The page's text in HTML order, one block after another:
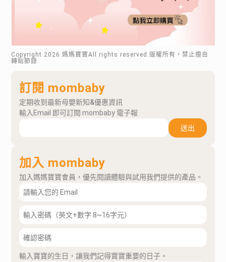
Copyright 2026 .媽媽寶寶All rights reserved.版權所有，禁止擅自
轉貼節錄
訂閱 mombaby
定期收到最新母嬰新知&優惠資訊
輸入Email 即可訂閱 mombaby 電子報
送出
加入 mombaby
加入媽媽寶寶會員，優先閱讀體驗與試用我們提供的產品。
輸入寶寶的生日，讓我們記得寶寶重要的日子。